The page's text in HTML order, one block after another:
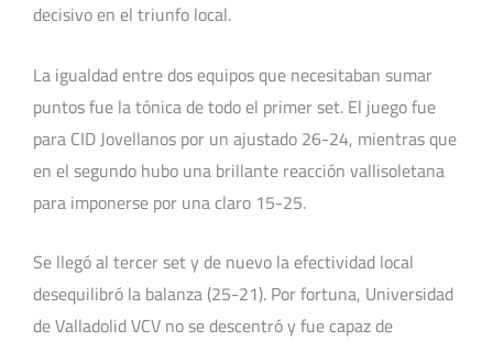
decisivo en el triunfo local.
La igualdad entre dos equipos que necesitaban sumar
puntos fue la tónica de todo el primer set. El juego fue
para CID Jovellanos por un ajustado 26-24, mientras que
en el segundo hubo una brillante reacción vallisoletana
para imponerse por una claro 15-25.
Se llegó al tercer set y de nuevo la efectividad local
desequilibró la balanza (25-21). Por fortuna, Universidad
de Valladolid VCV no se descentró y fue capaz de